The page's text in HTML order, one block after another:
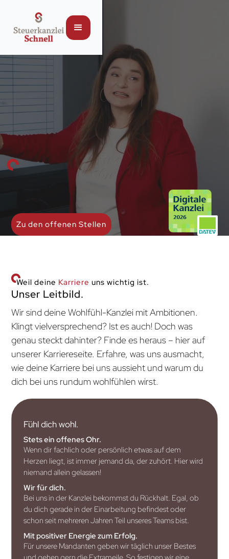
Zu den offenen Stellen
Weil deine Karriere uns wichtig ist.
Unser Leitbild.
Wir sind deine Wohlfühl-Kanzlei mit Ambitionen.
Klingt vielversprechend? Ist es auch! Doch was
genau steckt dahinter? Finde es heraus – hier auf
unserer Karriereseite. Erfahre, was uns ausmacht,
wie deine Karriere bei uns aussieht und warum du
dich bei uns rundum wohlfühlen wirst.
Fühl dich wohl.
Stets ein offenes Ohr.
Wenn dir fachlich oder persönlich etwas auf dem
Herzen liegt, ist immer jemand da, der zuhört. Hier wird
niemand allein gelassen!
Wir für dich.
Bei uns in der Kanzlei bekommst du Rückhalt. Egal, ob
du dich gerade in der Einarbeitung befindest oder
schon seit mehreren Jahren Teil unseres Teams bist.
Mit positiver Energie zum Erfolg.
Für unsere Mandanten geben wir täglich unser Bestes